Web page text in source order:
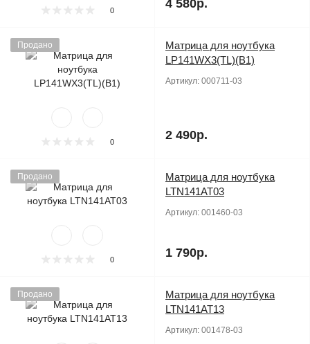
0 4 580р.
Продано
0
Матрица для ноутбука
LP141WX3(TL)(B1)
Артикул: 000711-03
2 490р.
Продано
0
Матрица для ноутбука
LTN141AT03
Артикул: 001460-03
1 790р.
Продано
Матрица для ноутбука
LTN141AT13
Артикул: 001478-03